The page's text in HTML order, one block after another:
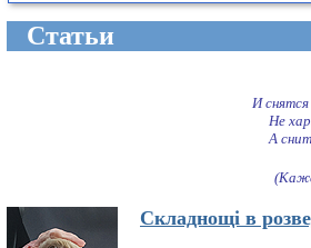
Cтатьи
И
Не
А
Складнощі в